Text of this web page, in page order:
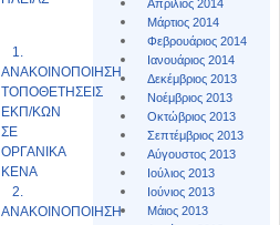
Απρίλιος 2014
Μάρτιος 2014
Φεβρουάριος 2014
Ιανουάριος 2014
Δεκέμβριος 2013
Νοέμβριος 2013
Οκτώβριος 2013
Σεπτέμβριος 2013
Αύγουστος 2013
Ιούλιος 2013
Ιούνιος 2013
Μάιος 2013
1.
ΑΝΑΚΟΙΝΟΠΟΙΗΣΗ
ΤΟΠΟΘΕΤΗΣΕΙΣ
ΕΚΠ/ΚΩΝ
ΣΕ
ΟΡΓΑΝΙΚΑ
ΚΕΝΑ
2.
ΑΝΑΚΟΙΝΟΠΟΙΗΣΗ